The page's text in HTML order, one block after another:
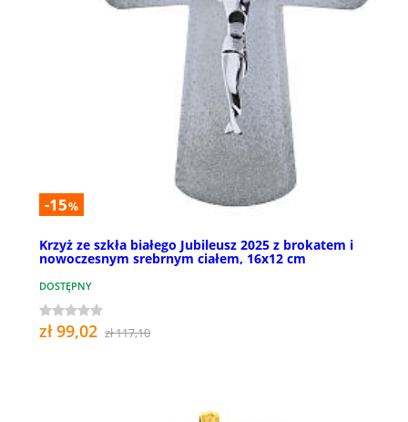
-15%
Krzyż ze szkła białego Jubileusz 2025 z brokatem i
nowoczesnym srebrnym ciałem, 16x12 cm
DOSTĘPNY
zł 99,02 zł 117,10